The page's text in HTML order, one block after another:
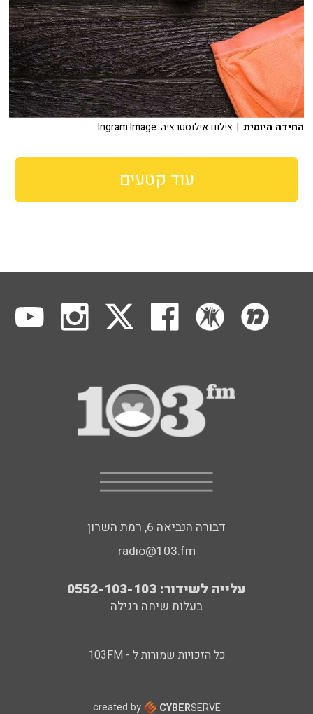
החידה היומית | צילום אילוסטרציה: Ingram Image
עוד קטעים
דבורה הנביאה 6, רמת השרון
radio@103.fm
עלייה לשידור: 0552-103-103
בעלות שיחה רגילה
כל הזכויות שמורות ל - 103FM
created by CYBERSERVE